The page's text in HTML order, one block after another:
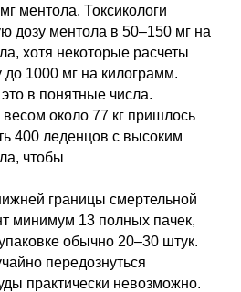
ментола. Токсикологи
дозу ментола в 50–150 мг на
хотя некоторые расчеты
1000 мг на килограмм.
в понятные числа.
около 77 кг пришлось
400 леденцов с высоким
чтобы
границы смертельной
минимум 13 полных пачек,
обычно 20–30 штук.
передознуться
практически невозможно.